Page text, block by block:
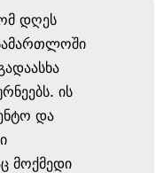
დღეს
ის
და
მოქმედი